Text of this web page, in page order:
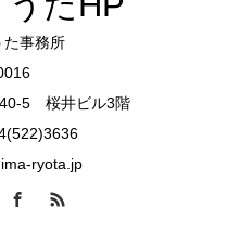
た事務所
40-5 桜井ビル3階
ryota.jp